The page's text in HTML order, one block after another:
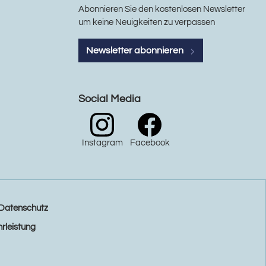
Abonnieren Sie den kostenlosen Newsletter
um keine Neuigkeiten zu verpassen
Newsletter abonnieren
Social Media
Instagram Facebook
Datenschutz